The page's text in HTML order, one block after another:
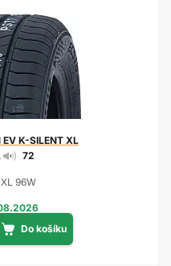
EV K-SILENT XL
72
96W